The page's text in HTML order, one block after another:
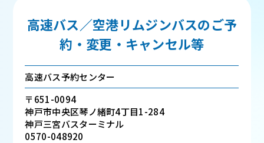
高速バス／空港リムジンバスのご予
約・変更・キャンセル等
高速バス予約センター
〒651-0094
神戸市中央区琴ノ緒町4丁目1-284
神戸三宮バスターミナル
0570-048920